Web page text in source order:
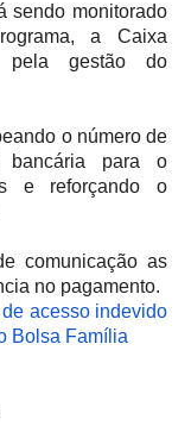
sendo monitorado
a Caixa
pela gestão do
o número de
bancária para o
e reforçando o
comunicação as
no pagamento.
acesso indevido
Bolsa Família